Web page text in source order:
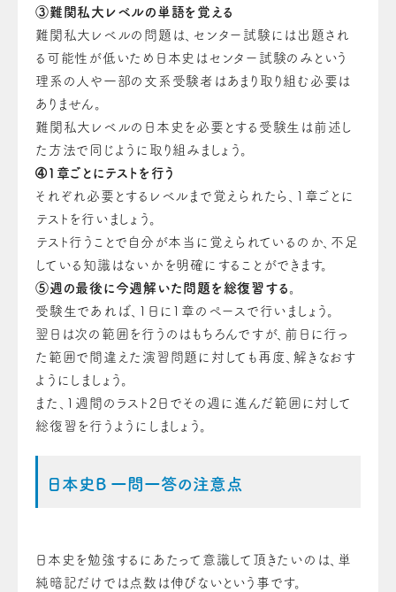
③難関私大レベルの単語を覚える
難関私大レベルの問題は、センター試験には出題され
る可能性が低いため日本史はセンター試験のみという
理系の人や一部の文系受験者はあまり取り組む必要は
ありません。
難関私大レベルの日本史を必要とする受験生は前述し
た方法で同じように取り組みましょう。
➃1章ごとにテストを行う
それぞれ必要とするレベルまで覚えられたら、1章ごとに
テストを行いましょう。
テスト行うことで自分が本当に覚えられているのか、不足
している知識はないかを明確にすることができます。
⑤週の最後に今週解いた問題を総復習する。
受験生であれば、1日に1章のペースで行いましょう。
翌日は次の範囲を行うのはもちろんですが、前日に行っ
た範囲で間違えた演習問題に対しても再度、解きなおす
ようにしましょう。
また、1週間のラスト2日でその週に進んだ範囲に対して
総復習を行うようにしましょう。
日本史B 一問一答の注意点
日本史を勉強するにあたって意識して頂きたいのは、単
純暗記だけでは点数は伸びないという事です。